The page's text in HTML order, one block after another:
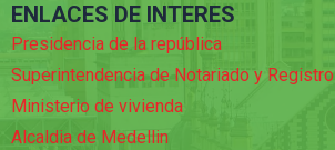
ENLACES DE INTERES
Presidencia de la república
Superintendencia de Notariado y Registro
Ministerio de vivienda
Alcaldia de Medellin